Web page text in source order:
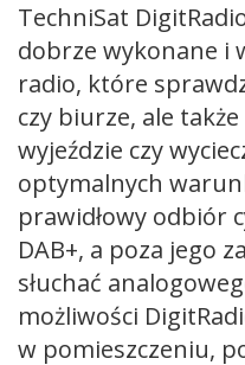
TechniSat
dobrze wykonane i
radio, które
czy biurze, ale
wyjeździe czy
optymalnych
prawidłowy odbiór
DAB+, a poza jego
słuchać
możliwości
w pomieszczeniu,